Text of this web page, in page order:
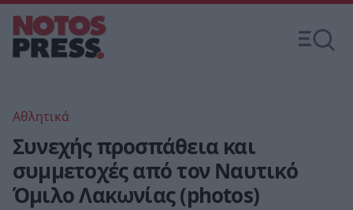
Αθλητικά
Συνεχής προσπάθεια και
συμμετοχές από τον Ναυτικό
Όμιλο Λακωνίας (photos)